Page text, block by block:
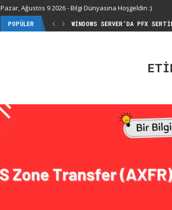
Pazar, Ağustos 9 2026 - Bilgi Dünyasına Hoşgeldin :)
POPÜLER WINDOWS SERVER’DA PFX